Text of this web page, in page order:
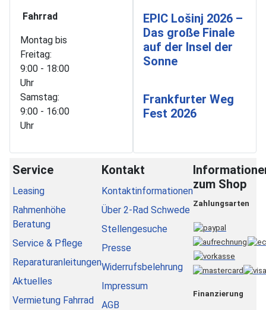
Fahrrad
Montag bis
Freitag:
9:00 - 18:00
Uhr
Samstag:
9:00 - 16:00
Uhr
EPIC Lošinj 2026 –
Das große Finale
auf der Insel der
Sonne
Frankfurter Weg
Fest 2026
Service
Leasing
Rahmenhöhe
Beratung
Service & Pflege
Reparaturanleitungen
Aktuelles
Vermietung Fahrrad
Kontakt
Kontaktinformationen
Über 2-Rad Schwede
Stellengesuche
Presse
Widerrufsbelehrung
Impressum
AGB
zum Shop
Zahlungsarten
Finanzierung